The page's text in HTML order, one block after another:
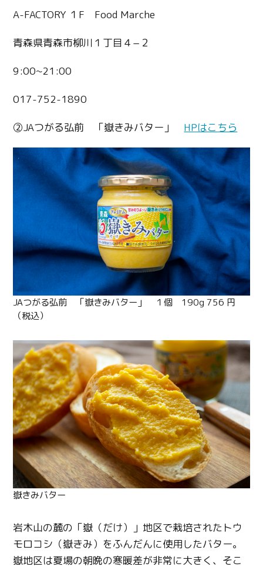
A-FACTORY １F Food Marche
青森県青森市柳川１丁目４−２
9:00~21:00
017-752-1890
②JAつがる弘前 「嶽きみバター」 HPはこちら
JAつがる弘前 「嶽きみバター」 １個 190g 756 円
（税込）
嶽きみバター
岩木山の麓の「嶽（だけ）」地区で栽培されたトウ
モロコシ（嶽きみ）をふんだんに使用したバター。
嶽地区は夏場の朝晩の寒暖差が非常に大きく、そこ